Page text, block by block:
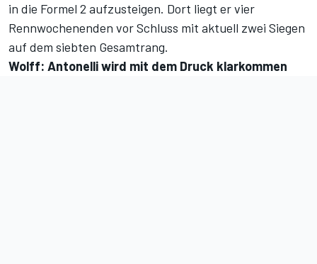
in die Formel 2 aufzusteigen. Dort liegt er vier
Rennwochenenden vor Schluss mit aktuell zwei Siegen
auf dem siebten Gesamtrang.
Wolff: Antonelli wird mit dem Druck klarkommen